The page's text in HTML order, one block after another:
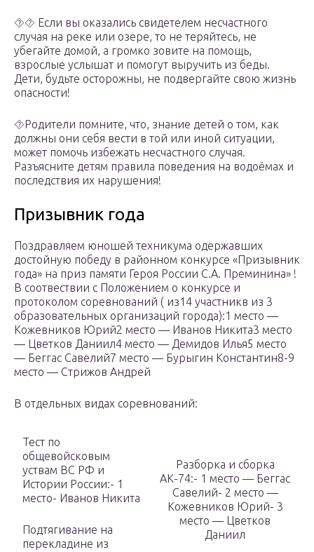
⯑⯑ Если вы оказались свидетелем несчастного
случая на реке или озере, то не теряйтесь, не
убегайте домой, а громко зовите на помощь,
взрослые услышат и помогут выручить из беды.
Дети, будьте осторожны, не подвергайте свою жизнь
опасности!
⯑Родители помните, что, знание детей о том, как
должны они себя вести в той или иной ситуации,
может помочь избежать несчастного случая.
Разъясните детям правила поведения на водоёмах и
последствия их нарушения!
Призывник года
Поздравляем юношей техникума одержавших
достойную победу в районном конкурсе «Призывник
года» на приз памяти Героя России С.А. Преминина» !
В соотвествии с Положением о конкурсе и
протоколом соревнований ( из14 участникв из 3
образовательных организаций города):1 место —
Кожевников Юрий2 место — Иванов Никита3 место
— Цветков Даниил4 место — Демидов Илья5 место
— Беггас Савелий7 место — Бурыгин Константин8-9
место — Стрижов Андрей
В отдельных видах соревнований:
Тест по
общевойсковым
уствам ВС РФ и
Истории России:- 1
место- Иванов Никита
Подтягивание на
перекладине из
Разборка и сборка
АК-74:- 1 место — Беггас
Савелий- 2 место —
Кожевников Юрий- 3
место — Цветков
Даниил